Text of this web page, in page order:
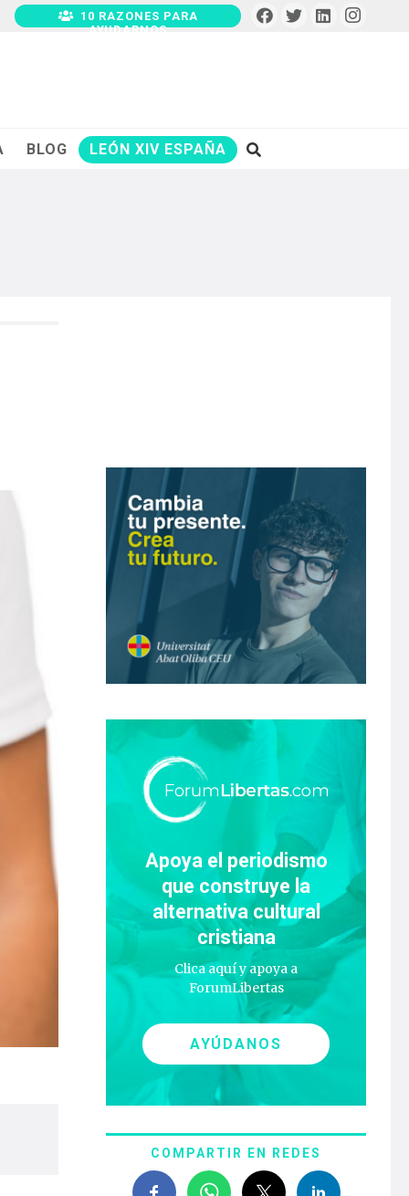
10 RAZONES PARA
AYUDARNOS
BLOG LEÓN XIV ESPAÑA
Apoya el periodismo
que construye la
alternativa cultural
cristiana
Clica aquí y apoya a
ForumLibertas
AYÚDANOS
COMPARTIR EN REDES